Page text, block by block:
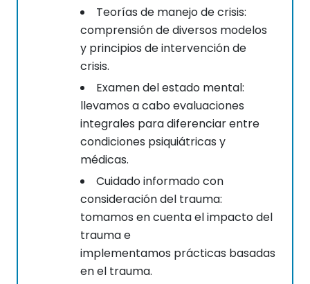
Teorías de manejo de crisis:
comprensión de diversos modelos
y principios de intervención de
crisis.
Examen del estado mental:
llevamos a cabo evaluaciones
integrales para diferenciar entre
condiciones psiquiátricas y
médicas.
Cuidado informado con
consideración del trauma:
tomamos en cuenta el impacto del
trauma e
implementamos prácticas basadas
en el trauma.